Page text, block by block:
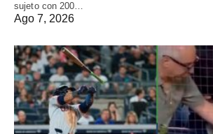
sujeto con 200…
Ago 7, 2026